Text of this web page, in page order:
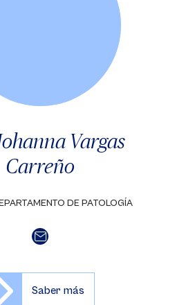
Vargas
Carreño
DE PATOLOGÍA
Saber más